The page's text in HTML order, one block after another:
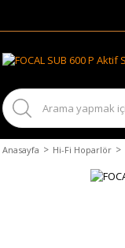
Anasayfa Hi-Fi Hoparlör